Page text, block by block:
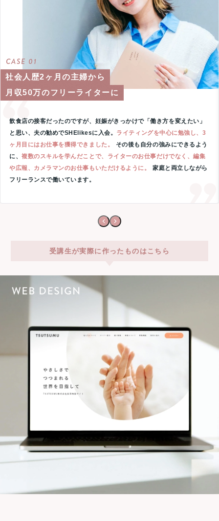
CASE 01
社会人歴2ヶ月の主婦から
月収50万のフリーライターに
飲食店の接客だったのですが、妊娠がきっかけで「働き方を変えたい」
と思い、夫の勧めでSHElikesに入会。 ライティングを中心に勉強し、3
ヶ月目にはお仕事を獲得できました。
その後も自分の強みにできるよう
に、複数のスキルを学んだことで、ライターのお仕事だけでなく、編集
や広報、カメラマンのお仕事もいただけるように。
家庭と両立しながら
フリーランスで働いています。
受講生が実際に作ったものはこちら